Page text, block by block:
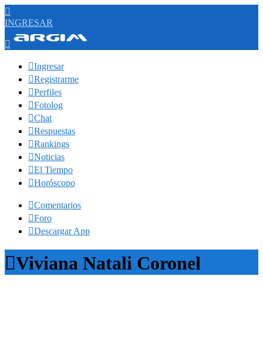

INGRESAR

Ingresar
Registrarme
Perfiles
Fotolog
Chat
Respuestas
Rankings
Noticias
El Tiempo
Horóscopo
Comentarios
Foro
Descargar App
Viviana Natali Coronel